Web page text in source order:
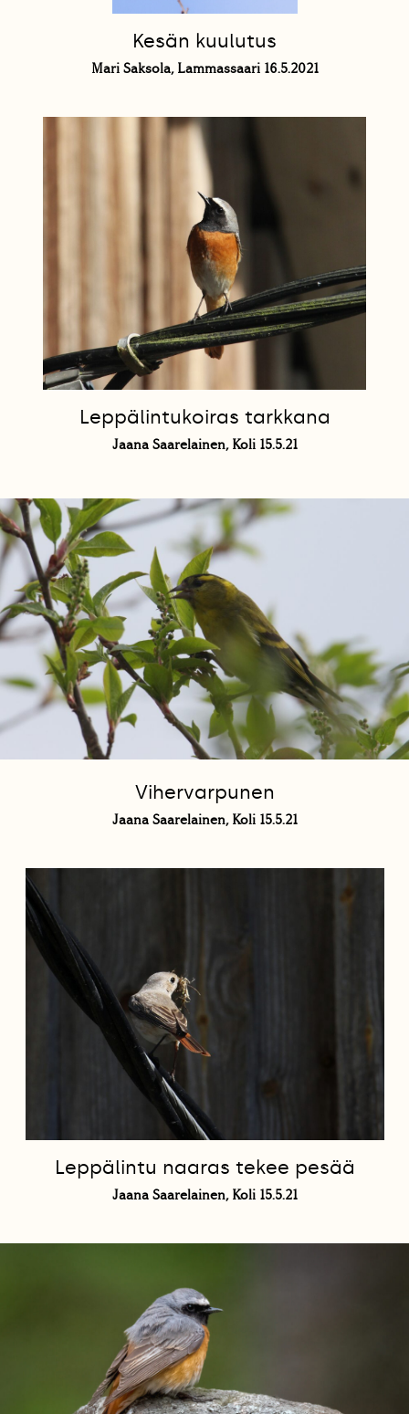
Kesän kuulutus
Mari Saksola, Lammassaari 16.5.2021
Leppälintukoiras tarkkana
Jaana Saarelainen, Koli 15.5.21
Vihervarpunen
Jaana Saarelainen, Koli 15.5.21
Leppälintu naaras tekee pesää
Jaana Saarelainen, Koli 15.5.21